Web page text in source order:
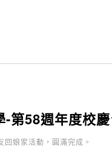
第58週年度校
娘家活動，圓滿完成。